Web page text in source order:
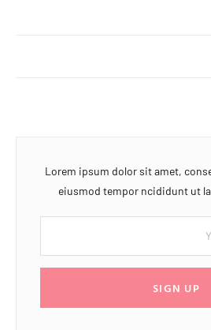
Lorem ipsum dolor sit amet,
eiusmod tempor ncididunt ut
SIGN UP